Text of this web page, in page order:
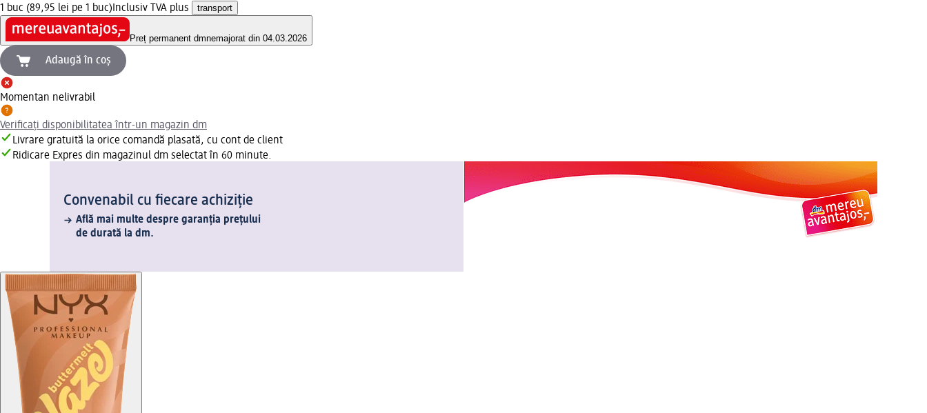
1 buc (89,95 lei pe 1 buc) Inclusiv TVA plus transport
Preț permanent dmnemajorat din 04.03.2026
Adaugă în coș
Momentan nelivrabil
Verificați disponibilitatea într-un magazin dm
Livrare gratuită la orice comandă plasată, cu cont de client
Ridicare Expres din magazinul dm selectat în 60 minute.
Convenabil cu fiecare achiziție
Află mai multe despre garanția prețului
de durată la dm.